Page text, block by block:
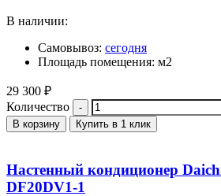
В наличии:
Самовывоз: сегодня
Площадь помещения: м2
29 300 ₽
Количество
В корзину Купить в 1 клик
Настенный кондиционер
DF20DV1-1